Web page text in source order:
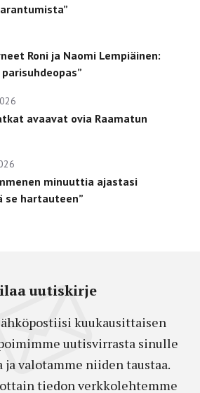
Roni ja Naomi Lempiäinen:
avaavat ovia Raamatun
minuuttia ajastasi
se hartauteen”
uutiskirje
kuukausittaisen
uutisvirrasta sinulle
valotamme niiden taustaa.
tiedon verkkolehtemme